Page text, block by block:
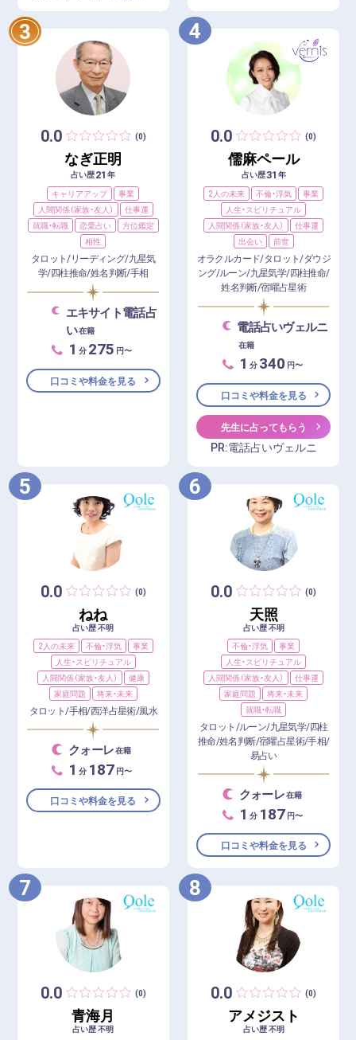
3
0.0 (0)
なぎ正明
占い歴21 年
キャリアアップ
事業
人間関係（家族・友人）
仕事運
就職・転職
恋愛占い
方位鑑定
相性
タロット/リーディング/九星気
学/四柱推命/姓名判断/手相
エキサイト電話占
い在籍
1 分 275 円〜
口コミや料金を見る
4
0.0 (0)
儒麻ペール
占い歴31 年
2人の未来
不倫・浮気
事業
人生・スピリチュアル
人間関係（家族・友人）
仕事運
出会い
前世
オラクルカード/タロット/ダウジ
ング/ルーン/九星気学/四柱推命/
姓名判断/宿曜占星術
電話占いヴェルニ
在籍
1 分 340 円〜
口コミや料金を見る
先生に占ってもらう
PR:電話占いヴェルニ
5
0.0 (0)
ねね
占い歴 不明
2人の未来
不倫・浮気
事業
人生・スピリチュアル
人間関係（家族・友人）
健康
家庭問題
将来・未来
タロット/手相/西洋占星術/風水
クォーレ在籍
1 分 187 円〜
口コミや料金を見る
6
0.0 (0)
天照
占い歴 不明
不倫・浮気
事業
人生・スピリチュアル
人間関係（家族・友人）
仕事運
家庭問題
将来・未来
就職・転職
タロット/ルーン/九星気学/四柱
推命/姓名判断/宿曜占星術/手相/
易占い
クォーレ在籍
1 分 187 円〜
口コミや料金を見る
7
0.0 (0)
青海月
占い歴 不明
8
0.0 (0)
アメジスト
占い歴 不明